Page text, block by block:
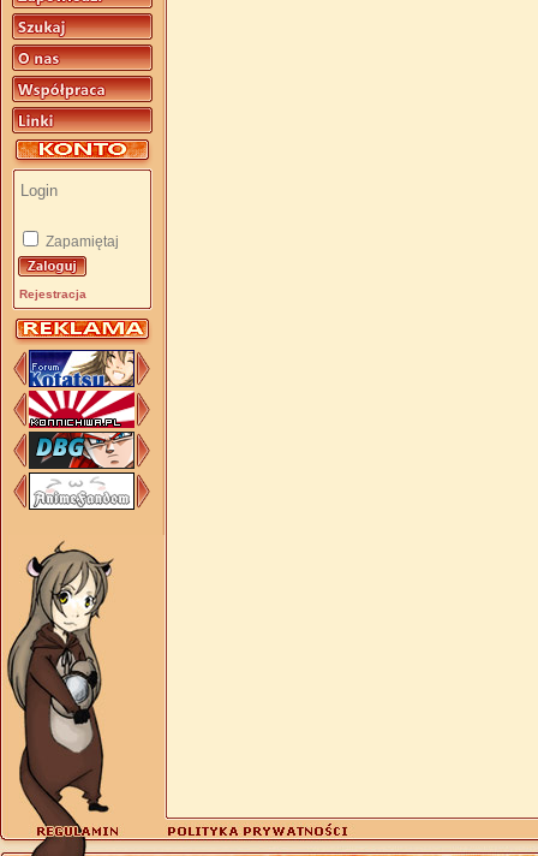
Zapamiętaj
Rejestracja